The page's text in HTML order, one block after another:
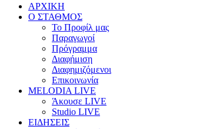
ΑΡΧΙΚΗ
Ο ΣΤΑΘΜΟΣ
Το Προφίλ μας
Παραγωγοί
Πρόγραμμα
Διαφήμιση
Διαφημιζόμενοι
Επικοινωνία
MELODIA LIVE
Άκουσε LIVE
Studio LIVE
ΕΙΔΗΣΕΙΣ